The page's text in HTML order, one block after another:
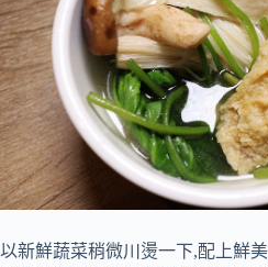
以新鮮蔬菜稍微川燙一下,配上鮮